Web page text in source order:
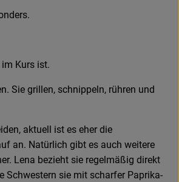
Kurs ist.
Sie grillen, schnippeln, rühren und
aktuell ist es eher die
an. Natürlich gibt es auch weitere
Lena bezieht sie regelmäßig direkt
Schwestern sie mit scharfer Paprika-